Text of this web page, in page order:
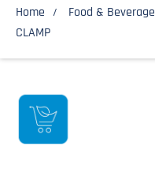
Home Food & Beverage
CLAMP